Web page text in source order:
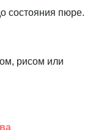
состояния пюре.
рисом или